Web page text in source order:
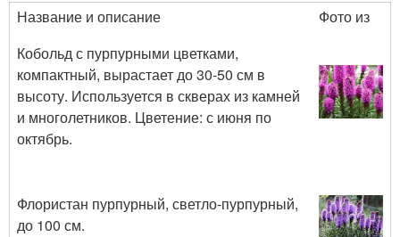
Название и описание
Фото из
Кобольд с пурпурными цветками,
компактный, вырастает до 30-50 см в
высоту. Используется в скверах из камней
и многолетников. Цветение: с июня по
октябрь.
Флористан пурпурный, светло-пурпурный,
до 100 см.